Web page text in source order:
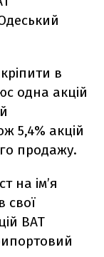
в
одна акцій
5,4% акцій
продажу.
на ім’я
свої
ВАТ